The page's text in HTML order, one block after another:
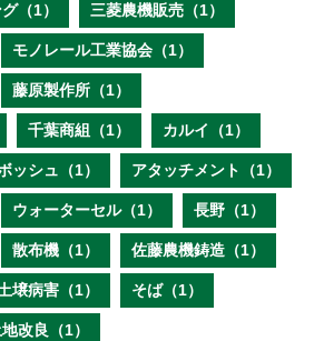
（1） 三菱農機販売（1）
モノレール工業協会（1）
藤原製作所（1）
千葉商組（1） カルイ（1）
ッシュ（1） アタッチメント（1）
ウォーターセル（1） 長野（1）
散布機（1） 佐藤農機鋳造（1）
壌病害（1） そば（1）
改良（1）